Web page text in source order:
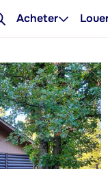
Acheter